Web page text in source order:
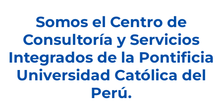
Somos el Centro de
Consultoría y Servicios
Integrados de la Pontificia
Universidad Católica del
Perú.